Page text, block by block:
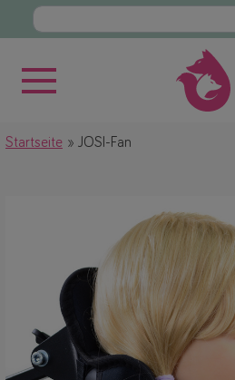
Startseite JOSI-Fan